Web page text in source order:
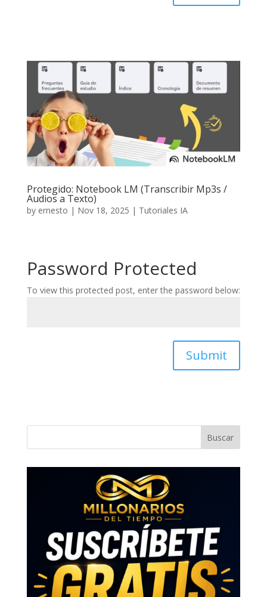
Protegido: Notebook LM (Transcribir Mp3s /
Audios a Texto)
by ernesto | Nov 18, 2025 | Tutoriales IA
Password Protected
To view this protected post, enter the password below:
Submit
Buscar